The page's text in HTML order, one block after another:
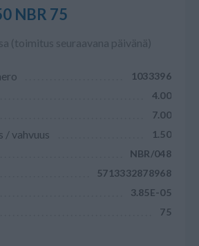
NBR 75
(toimitus seuraavana päivänä)
1033396
4.00
7.00
/ vahvuus 1.50
NBR/048
5713332878968
3.85E-05
75